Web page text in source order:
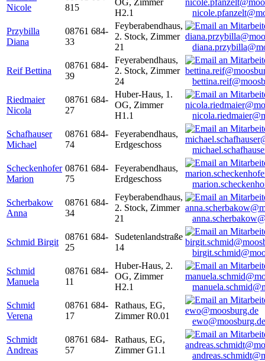
Nicole
815
OG, Zimmer
H2.1
Przybilla
Diana
08761 684-
33
Feyberabendhaus,
2. Stock, Zimmer
21
Reif Bettina
08761 684-
39
Feyerabendhaus,
2. Stock, Zimmer
24
Riedmaier
Nicola
08761 684-
27
Huber-Haus, 1.
OG, Zimmer
H1.1
Schafhauser
Michael
08761 684-
74
Feyerabendhaus,
Erdgeschoss
Scheckenhofer
Marion
08761 684-
75
Feyerabendhaus,
Erdgeschoss
Scherbakow
Anna
08761 684-
34
Feyberabendhaus,
2. Stock, Zimmer
21
Schmid Birgit
08761 684-
25
Sudetenlandstraße
14
Schmid
Manuela
08761 684-
11
Huber-Haus, 2.
OG, Zimmer
H2.1
Schmid
Verena
08761 684-
17
Rathaus, EG,
Zimmer R0.01
ewo@moosburg.de
Schmidt
Andreas
08761 684-
57
Rathaus, EG,
Zimmer G1.1